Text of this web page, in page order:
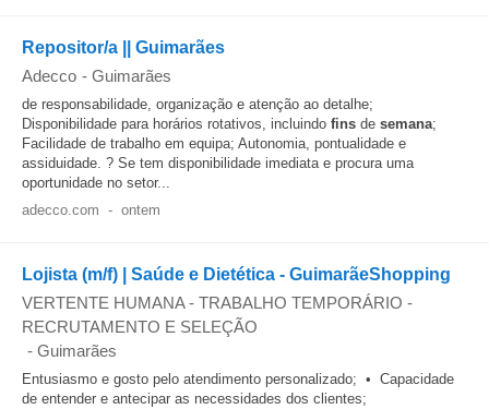
Repositor/a || Guimarães
Adecco - Guimarães
de responsabilidade, organização e atenção ao detalhe;
Disponibilidade para horários rotativos, incluindo fins de semana;
Facilidade de trabalho em equipa; Autonomia, pontualidade e
assiduidade. ? Se tem disponibilidade imediata e procura uma
oportunidade no setor...
adecco.com - ontem
Lojista (m/f) | Saúde e Dietética - GuimarãeShopping
VERTENTE HUMANA - TRABALHO TEMPORÁRIO -
RECRUTAMENTO E SELEÇÃO
- Guimarães
Entusiasmo e gosto pelo atendimento personalizado; • Capacidade
de entender e antecipar as necessidades dos clientes;